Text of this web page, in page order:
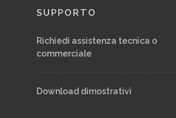
SUPPORTO
Richiedi assistenza tecnica o
commerciale
Download dimostrativi